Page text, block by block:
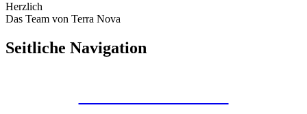
Herzlich
Das Team von Terra Nova
Seitliche Navigation